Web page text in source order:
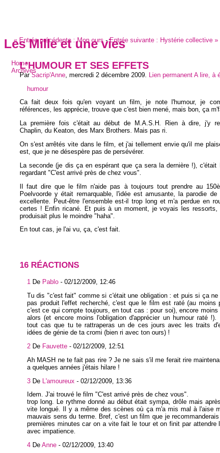
Les Mille et une vies
Home
Archives
« Entrée précédente :Mon ours -Entrée suivante : Hystérie collective »
L'HUMOUR ET SES EFFETS
ParSacrip'Anne mercredi 2 décembre 2009 Lien permanent A lire, à
humour
Ca fait deux fois qu'en voyant un film, je note l'humour, je
références, les apprécie, trouve que c'est bien mené, mais bon, ça
La première fois c'était au début de M.A.S.H. Rien à dire, j'y
Chaplin, du Keaton, des Marx Brothers. Mais pas ri.
On s'est arrêtés vite dans le film, et j'ai tellement envie qu'il me
est, que je ne désespère pas de persévérer.
La seconde (je dis ça en espérant que ça sera la dernière !), c'était
regardant "C'est arrivé près de chez vous".
Il faut dire que le film n'aide pas à toujours tout prendre au
Poelvoorde y était remarquable, l'idée est amusante, la parodie de
excellente. Peut-être l'ensemble est-il trop long et m'a perdue en
certes ! Enfin ricané. Et puis à un moment, je voyais les ressorts,
produisait plus le moindre "haha".
En tout cas, je l'ai vu, ça, c'est fait.
16 RÉACTIONS
1 De Pablo - 02/12/2009, 12:46
Tu dis "c'est fait" comme si c'était une obligation : et puis si ça ne
pas produit l'effet recherché, c'est que le film est raté (au moins
c'est ce qui compte toujours, en tout cas : pour soi), encore moins
alors (et encore moins l'obligation d'apprécier un humour raté !).
tout cas que tu te rattraperas un de ces jours avec les traits
idées de génie de ta cromi (bien ri avec ton ours) !
2 De Fauvette - 02/12/2009, 12:51
Ah MASH ne te fait pas rire ? Je ne sais s'il me ferait rire
a quelques années j'étais hilare !
3 De L'amoureux - 02/12/2009, 13:36
Idem. J'ai trouvé le film "C'est arrivé près de chez vous".
trop long. Le rythme donné au début était sympa, drôle mais
vite longué. Il y a même des scènes où ça m'a mis mal à l'aise
mauvais sens du terme. Bref, c'est un film que je
premières minutes car on a vite fait le tour et on finit par attendre
avec impatience.
4 De Anne - 02/12/2009, 13:40